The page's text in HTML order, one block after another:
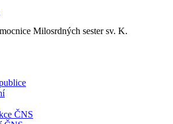
Milosrdných sester sv. K.
ČNS